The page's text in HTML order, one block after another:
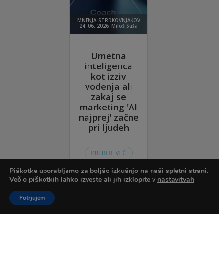
Piškotke uporabljamo za boljšo izkušnjo na naši spletni strani.
Več o piškotkih lahko izveste ali jih izklopite v nastavitvah
Potrjujem